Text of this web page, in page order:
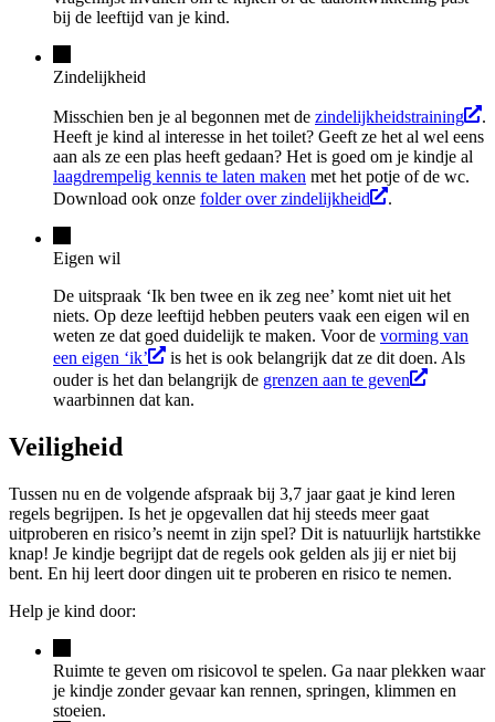
bij de leeftijd van je kind.
Zindelijkheid
Misschien ben je al begonnen met de zindelijkheidstraining
.
Heeft je kind al interesse in het toilet? Geeft ze het al wel eens
aan als ze een plas heeft gedaan? Het is goed om je kindje al
laagdrempelig kennis te laten maken met het potje of de wc.
Download ook onze folder over zindelijkheid .
Eigen wil
De uitspraak ‘Ik ben twee en ik zeg nee’ komt niet uit het
niets. Op deze leeftijd hebben peuters vaak een eigen wil en
weten ze dat goed duidelijk te maken. Voor de vorming van
een eigen ‘ik’
is het is ook belangrijk dat ze dit doen. Als
ouder is het dan belangrijk de grenzen aan te geven
waarbinnen dat kan.
Veiligheid
Tussen nu en de volgende afspraak bij 3,7 jaar gaat je kind leren
regels begrijpen. Is het je opgevallen dat hij steeds meer gaat
uitproberen en risico’s neemt in zijn spel? Dit is natuurlijk hartstikke
knap! Je kindje begrijpt dat de regels ook gelden als jij er niet bij
bent. En hij leert door dingen uit te proberen en risico te nemen.
Help je kind door:
Ruimte te geven om risicovol te spelen. Ga naar plekken waar
je kindje zonder gevaar kan rennen, springen, klimmen en
stoeien.